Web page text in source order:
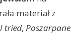
materiał z
I tried, Poszarpane